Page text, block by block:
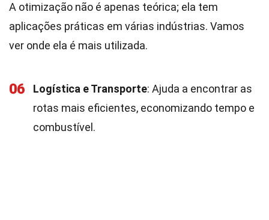
A otimização não é apenas teórica; ela tem
aplicações práticas em várias indústrias. Vamos
ver onde ela é mais utilizada.
06 Logística e Transporte: Ajuda a encontrar as
rotas mais eficientes, economizando tempo e
combustível.